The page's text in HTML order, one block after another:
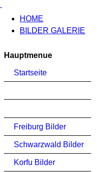
HOME
BILDER GALERIE
Hauptmenue
Startseite
Freiburg Bilder
Schwarzwald Bilder
Korfu Bilder